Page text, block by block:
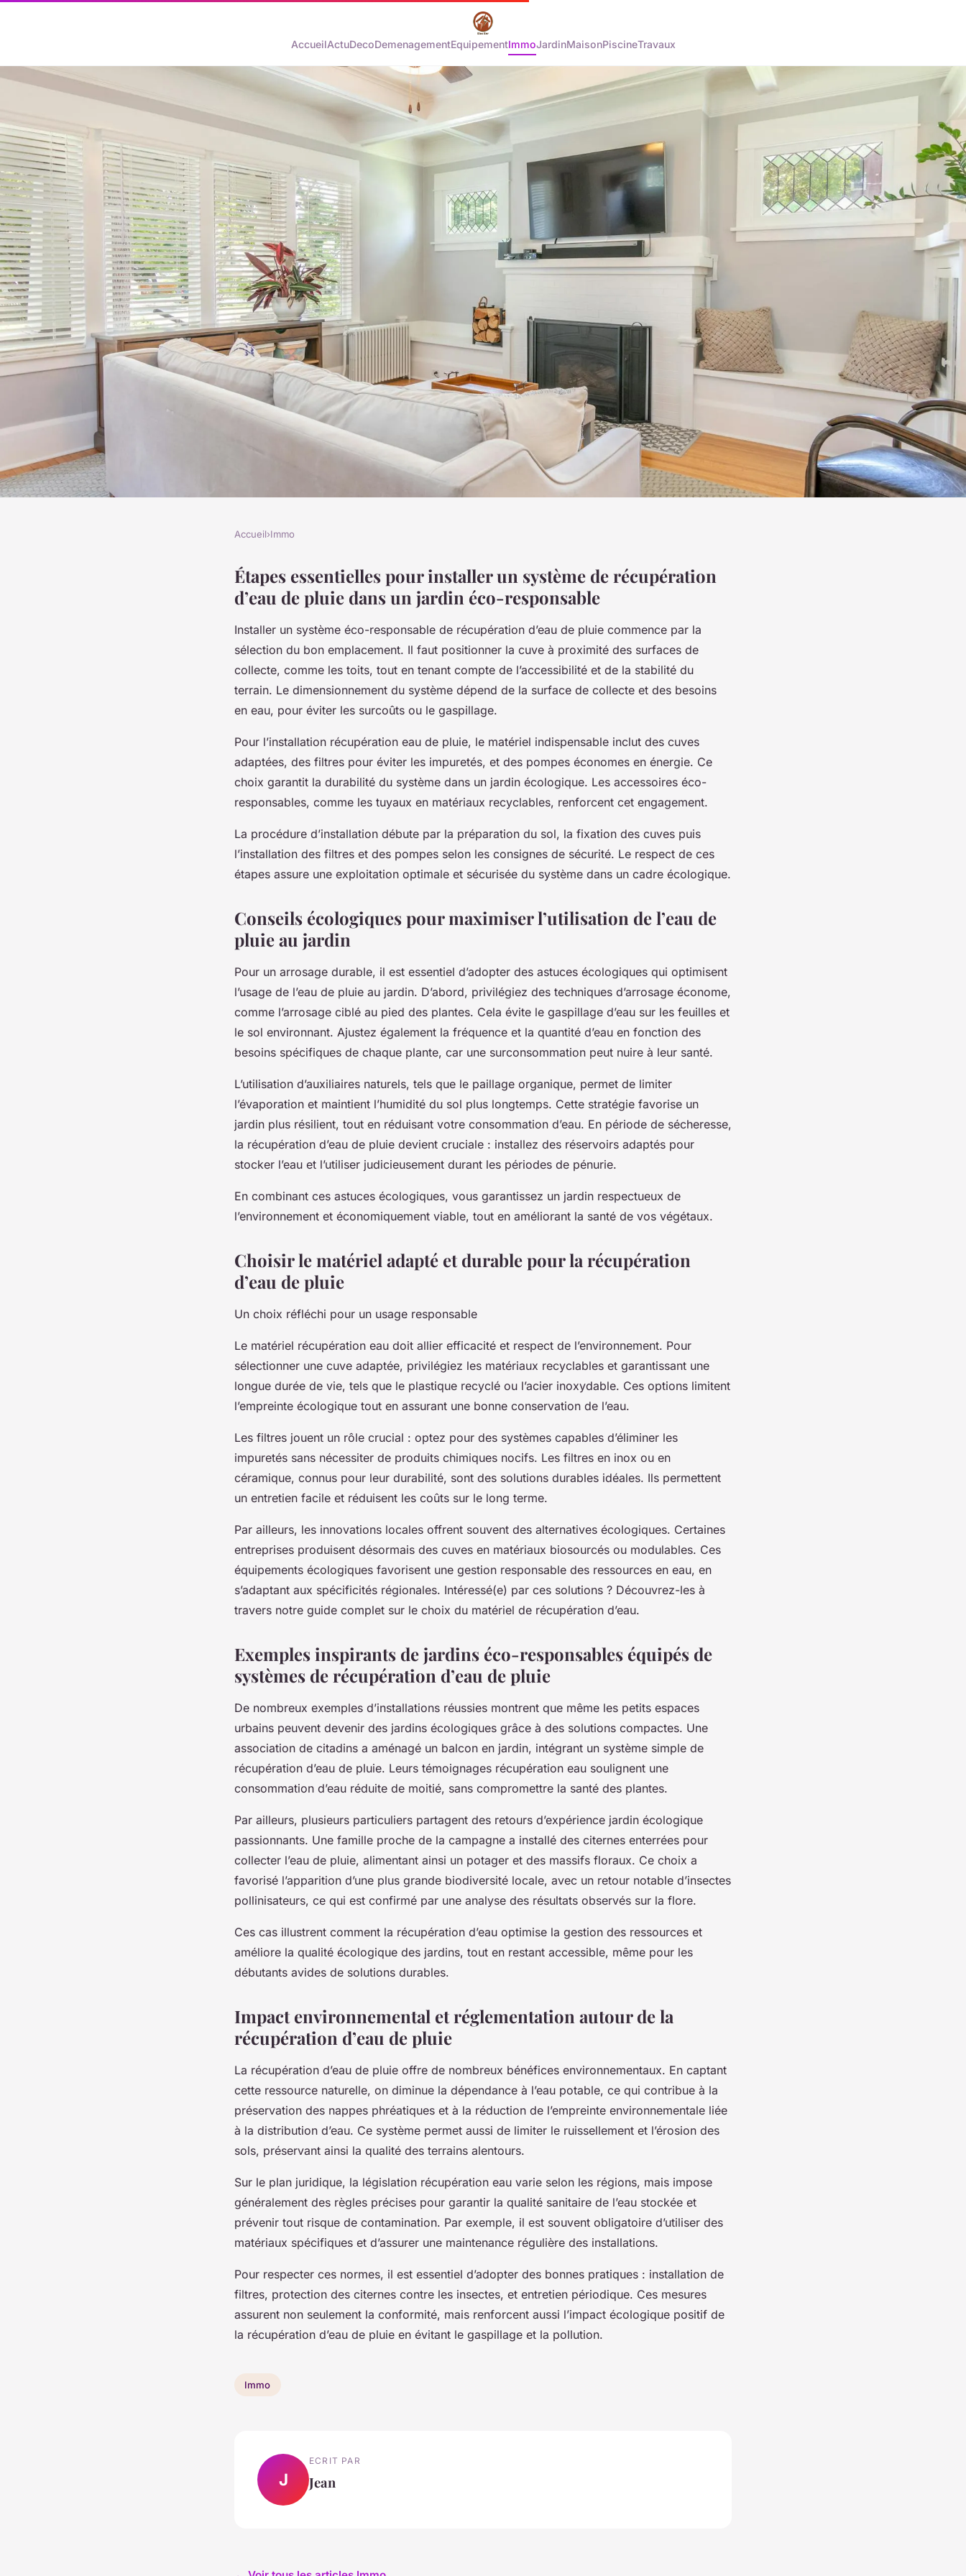
AccueilActuDecoDemenagementEquipementImmoJardinMaisonPiscineTravaux
Transformez votre jardin éco-
responsable : Conseils clés pour une
installation réussie de récupération
Accueil›Immo
Étapes essentielles pour installer un système de récupération
d’eau de pluie dans un jardin éco-responsable
Installer un système éco-responsable de récupération d’eau de pluie commence par la
sélection du bon emplacement. Il faut positionner la cuve à proximité des surfaces de
collecte, comme les toits, tout en tenant compte de l’accessibilité et de la stabilité du
terrain. Le dimensionnement du système dépend de la surface de collecte et des besoins
en eau, pour éviter les surcoûts ou le gaspillage.
Pour l’installation récupération eau de pluie, le matériel indispensable inclut des cuves
adaptées, des filtres pour éviter les impuretés, et des pompes économes en énergie. Ce
choix garantit la durabilité du système dans un jardin écologique. Les accessoires éco-
responsables, comme les tuyaux en matériaux recyclables, renforcent cet engagement.
La procédure d’installation débute par la préparation du sol, la fixation des cuves puis
l’installation des filtres et des pompes selon les consignes de sécurité. Le respect de ces
étapes assure une exploitation optimale et sécurisée du système dans un cadre écologique.
Conseils écologiques pour maximiser l’utilisation de l’eau de
pluie au jardin
Pour un arrosage durable, il est essentiel d’adopter des astuces écologiques qui optimisent
l’usage de l’eau de pluie au jardin. D’abord, privilégiez des techniques d’arrosage économe,
comme l’arrosage ciblé au pied des plantes. Cela évite le gaspillage d’eau sur les feuilles et
le sol environnant. Ajustez également la fréquence et la quantité d’eau en fonction des
besoins spécifiques de chaque plante, car une surconsommation peut nuire à leur santé.
L’utilisation d’auxiliaires naturels, tels que le paillage organique, permet de limiter
l’évaporation et maintient l’humidité du sol plus longtemps. Cette stratégie favorise un
jardin plus résilient, tout en réduisant votre consommation d’eau. En période de sécheresse,
la récupération d’eau de pluie devient cruciale : installez des réservoirs adaptés pour
stocker l’eau et l’utiliser judicieusement durant les périodes de pénurie.
En combinant ces astuces écologiques, vous garantissez un jardin respectueux de
l’environnement et économiquement viable, tout en améliorant la santé de vos végétaux.
Choisir le matériel adapté et durable pour la récupération
d’eau de pluie
Un choix réfléchi pour un usage responsable
Le matériel récupération eau doit allier efficacité et respect de l’environnement. Pour
sélectionner une cuve adaptée, privilégiez les matériaux recyclables et garantissant une
longue durée de vie, tels que le plastique recyclé ou l’acier inoxydable. Ces options limitent
l’empreinte écologique tout en assurant une bonne conservation de l’eau.
Les filtres jouent un rôle crucial : optez pour des systèmes capables d’éliminer les
impuretés sans nécessiter de produits chimiques nocifs. Les filtres en inox ou en
céramique, connus pour leur durabilité, sont des solutions durables idéales. Ils permettent
un entretien facile et réduisent les coûts sur le long terme.
Par ailleurs, les innovations locales offrent souvent des alternatives écologiques. Certaines
entreprises produisent désormais des cuves en matériaux biosourcés ou modulables. Ces
équipements écologiques favorisent une gestion responsable des ressources en eau, en
s’adaptant aux spécificités régionales. Intéressé(e) par ces solutions ? Découvrez-les à
travers notre guide complet sur le choix du matériel de récupération d’eau.
Exemples inspirants de jardins éco-responsables équipés de
systèmes de récupération d’eau de pluie
De nombreux exemples d’installations réussies montrent que même les petits espaces
urbains peuvent devenir des jardins écologiques grâce à des solutions compactes. Une
association de citadins a aménagé un balcon en jardin, intégrant un système simple de
récupération d’eau de pluie. Leurs témoignages récupération eau soulignent une
consommation d’eau réduite de moitié, sans compromettre la santé des plantes.
Par ailleurs, plusieurs particuliers partagent des retours d’expérience jardin écologique
passionnants. Une famille proche de la campagne a installé des citernes enterrées pour
collecter l’eau de pluie, alimentant ainsi un potager et des massifs floraux. Ce choix a
favorisé l’apparition d’une plus grande biodiversité locale, avec un retour notable d’insectes
pollinisateurs, ce qui est confirmé par une analyse des résultats observés sur la flore.
Ces cas illustrent comment la récupération d’eau optimise la gestion des ressources et
améliore la qualité écologique des jardins, tout en restant accessible, même pour les
débutants avides de solutions durables.
Impact environnemental et réglementation autour de la
récupération d’eau de pluie
La récupération d’eau de pluie offre de nombreux bénéfices environnementaux. En captant
cette ressource naturelle, on diminue la dépendance à l’eau potable, ce qui contribue à la
préservation des nappes phréatiques et à la réduction de l’empreinte environnementale liée
à la distribution d’eau. Ce système permet aussi de limiter le ruissellement et l’érosion des
sols, préservant ainsi la qualité des terrains alentours.
Sur le plan juridique, la législation récupération eau varie selon les régions, mais impose
généralement des règles précises pour garantir la qualité sanitaire de l’eau stockée et
prévenir tout risque de contamination. Par exemple, il est souvent obligatoire d’utiliser des
matériaux spécifiques et d’assurer une maintenance régulière des installations.
Pour respecter ces normes, il est essentiel d’adopter des bonnes pratiques : installation de
filtres, protection des citernes contre les insectes, et entretien périodique. Ces mesures
assurent non seulement la conformité, mais renforcent aussi l’impact écologique positif de
la récupération d’eau de pluie en évitant le gaspillage et la pollution.
Immo
J
ECRIT PAR
Jean